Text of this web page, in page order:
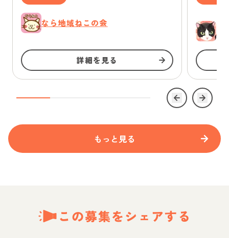
なら地域ねこの会
詳細を見る
ゆ
もっと見る
この募集をシェアする